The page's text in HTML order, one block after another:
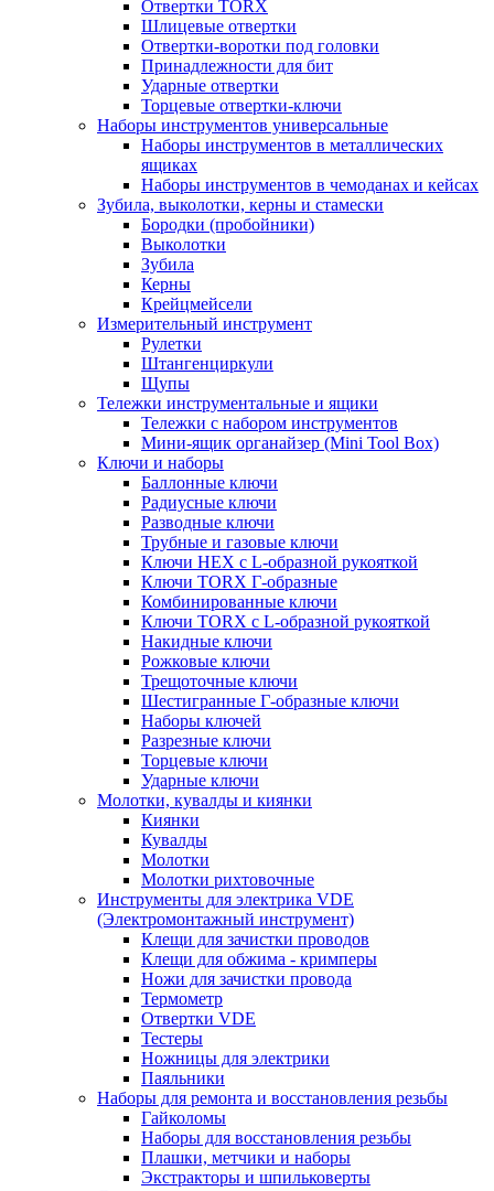
Отвертки TORX
Шлицевые отвертки
Отвертки-воротки под головки
Принадлежности для бит
Ударные отвертки
Торцевые отвертки-ключи
Наборы инструментов универсальные
Наборы инструментов в металлических
ящиках
Наборы инструментов в чемоданах и кейсах
Зубила, выколотки, керны и стамески
Бородки (пробойники)
Выколотки
Зубила
Керны
Крейцмейсели
Измерительный инструмент
Рулетки
Штангенциркули
Щупы
Тележки инструментальные и ящики
Тележки с набором инструментов
Мини-ящик органайзер (Mini Tool Box)
Ключи и наборы
Баллонные ключи
Радиусные ключи
Разводные ключи
Трубные и газовые ключи
Ключи HEX с L-образной рукояткой
Ключи TORX Г-образные
Комбинированные ключи
Ключи TORX с L-образной рукояткой
Накидные ключи
Рожковые ключи
Трещоточные ключи
Шестигранные Г-образные ключи
Наборы ключей
Разрезные ключи
Торцевые ключи
Ударные ключи
Молотки, кувалды и киянки
Киянки
Кувалды
Молотки
Молотки рихтовочные
Инструменты для электрика VDE
(Электромонтажный инструмент)
Клещи для зачистки проводов
Клещи для обжима - кримперы
Ножи для зачистки провода
Термометр
Отвертки VDE
Тестеры
Ножницы для электрики
Паяльники
Наборы для ремонта и восстановления резьбы
Гайколомы
Наборы для восстановления резьбы
Плашки, метчики и наборы
Экстракторы и шпильковерты